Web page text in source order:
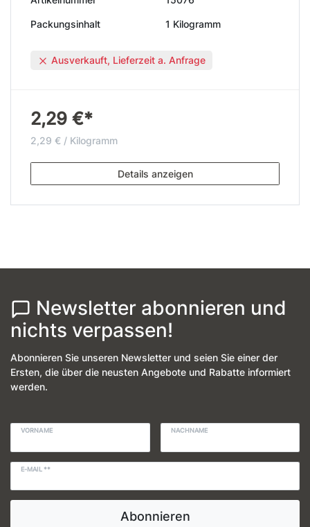
Packungsinhalt 1 Kilogramm
Ausverkauft, Lieferzeit a. Anfrage
2,29 €*
2,29 € / Kilogramm
Details anzeigen
Newsletter abonnieren und
nichts verpassen!
Abonnieren Sie unseren Newsletter und seien Sie einer der
Ersten, die über die neusten Angebote und Rabatte informiert
werden.
VORNAME NACHNAME
E-MAIL **
Abonnieren